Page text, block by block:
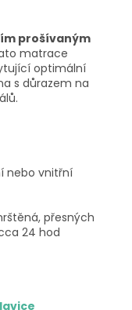
prošívaným
matrace
optimální
s důrazem na
nebo vnitřní
přesných
24 hod